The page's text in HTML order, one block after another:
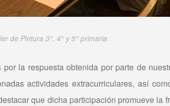
de Pintura 3°, 4° y 5° primaria
por la respuesta obtenida por parte de
actividades extracurriculares, así
que dicha participación promueve la